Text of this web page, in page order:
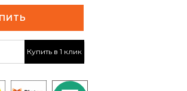
Купить в 1 клик